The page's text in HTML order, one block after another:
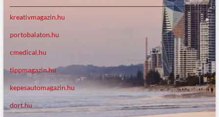
kreativmagazin.hu
portobalaton.hu
cmedical.hu
tippmagazin.hu
kepesautomagazin.hu
dort.hu